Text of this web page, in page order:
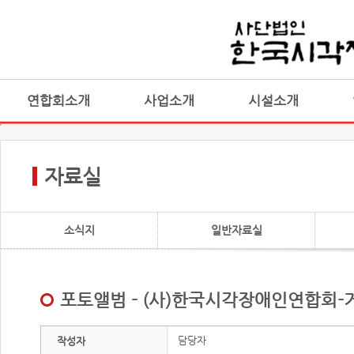
연합회소개 사업소개 시설소개
자료실
소식지 일반자료실
포토앨범 - (사)한국시각장애인연합회-
작성자 담당자